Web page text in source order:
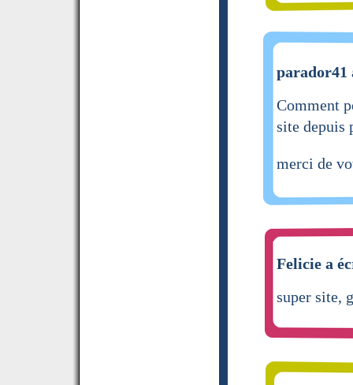
Comment
site depuis
merci de
Felicie a
super